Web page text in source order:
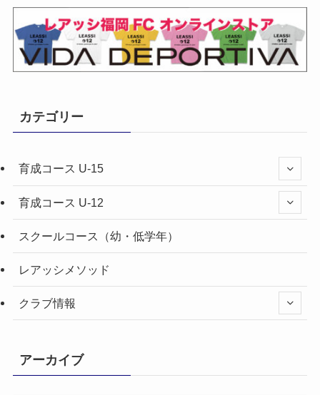
カテゴリー
育成コース U-15
育成コース U-12
スクールコース（幼・低学年）
レアッシメソッド
クラブ情報
アーカイブ